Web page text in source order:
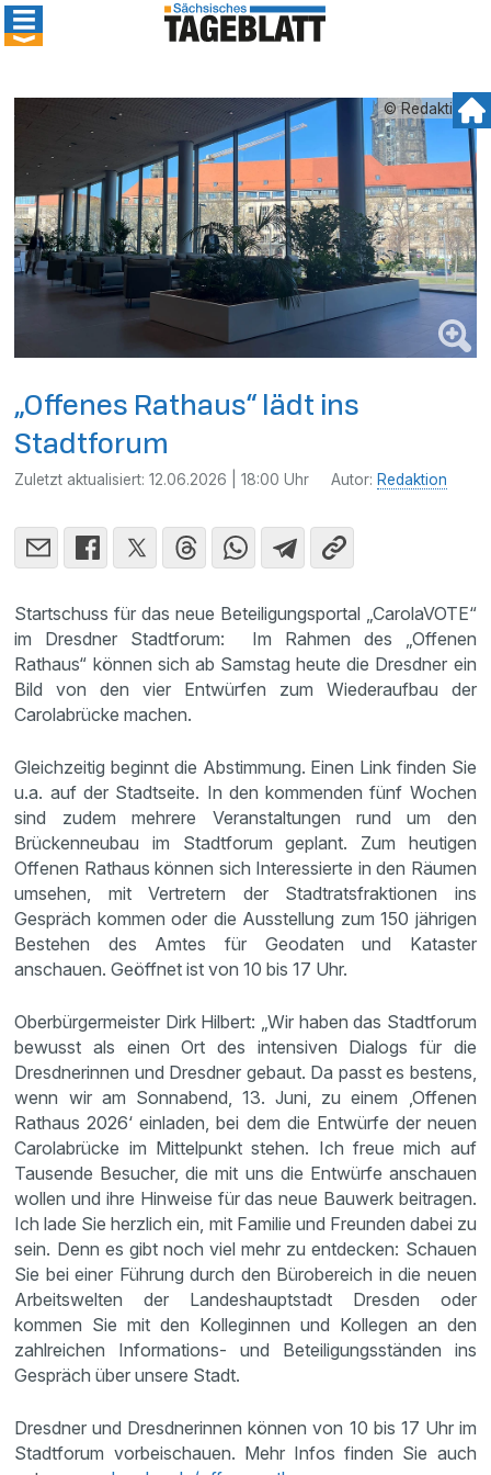
© Redaktion
„Offenes Rathaus“ lädt ins
Stadtforum
Zuletzt aktualisiert:12.06.2026 | 18:00 Uhr Autor: Redaktion
Startschuss für das neue Beteiligungsportal „CarolaVOTE“
im Dresdner Stadtforum: Im Rahmen des „Offenen
Rathaus“ können sich ab Samstag heute die Dresdner ein
Bild von den vier Entwürfen zum Wiederaufbau der
Carolabrücke machen.
Gleichzeitig beginnt die Abstimmung. Einen Link finden Sie
u.a. auf der Stadtseite. In den kommenden fünf Wochen
sind zudem mehrere Veranstaltungen rund um den
Brückenneubau im Stadtforum geplant. Zum heutigen
Offenen Rathaus können sich Interessierte in den Räumen
umsehen, mit Vertretern der Stadtratsfraktionen ins
Gespräch kommen oder die Ausstellung zum 150 jährigen
Bestehen des Amtes für Geodaten und Kataster
anschauen. Geöffnet ist von 10 bis 17 Uhr.
Oberbürgermeister Dirk Hilbert: „Wir haben das Stadtforum
bewusst als einen Ort des intensiven Dialogs für die
Dresdnerinnen und Dresdner gebaut. Da passt es bestens,
wenn wir am Sonnabend, 13. Juni, zu einem ‚Offenen
Rathaus 2026‘ einladen, bei dem die Entwürfe der neuen
Carolabrücke im Mittelpunkt stehen. Ich freue mich auf
Tausende Besucher, die mit uns die Entwürfe anschauen
wollen und ihre Hinweise für das neue Bauwerk beitragen.
Ich lade Sie herzlich ein, mit Familie und Freunden dabei zu
sein. Denn es gibt noch viel mehr zu entdecken: Schauen
Sie bei einer Führung durch den Bürobereich in die neuen
Arbeitswelten der Landeshauptstadt Dresden oder
kommen Sie mit den Kolleginnen und Kollegen an den
zahlreichen Informations- und Beteiligungsständen ins
Gespräch über unsere Stadt.
Dresdner und Dresdnerinnen können von 10 bis 17 Uhr im
Stadtforum vorbeischauen. Mehr Infos finden Sie auch